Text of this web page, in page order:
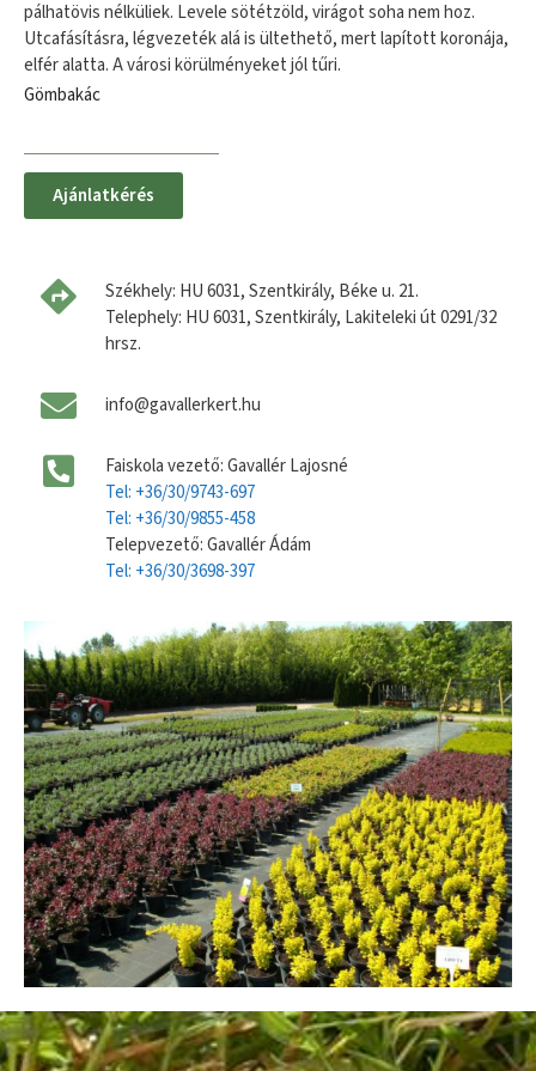
pálhatövis nélküliek. Levele sötétzöld, virágot soha nem hoz.
Utcafásításra, légvezeték alá is ültethető, mert lapított koronája,
elfér alatta. A városi körülményeket jól tűri.
Gömbakác
Ajánlatkérés
Székhely: HU 6031, Szentkirály, Béke u. 21.
Telephely: HU 6031, Szentkirály, Lakiteleki út 0291/32
hrsz.
info@gavallerkert.hu
Faiskola vezető: Gavallér Lajosné
Tel: +36/30/9743-697
Tel: +36/30/9855-458
Telepvezető: Gavallér Ádám
Tel: +36/30/3698-397